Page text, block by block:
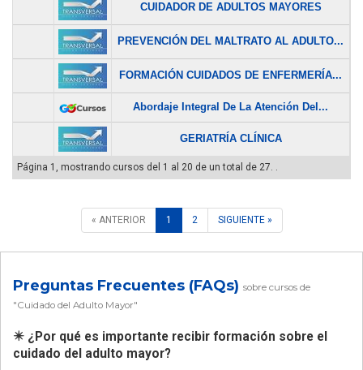
CUIDADOR DE ADULTOS MAYORES
PREVENCIÓN DEL MALTRATO AL ADULTO...
FORMACIÓN CUIDADOS DE ENFERMERÍA...
Abordaje Integral De La Atención Del...
GERIATRÍA CLÍNICA
Página 1, mostrando cursos del 1 al 20 de un total de 27. .
« ANTERIOR 1 2 SIGUIENTE »
Preguntas Frecuentes (FAQs) sobre cursos de
"Cuidado del Adulto Mayor"
✴️ ¿Por qué es importante recibir formación sobre el
cuidado del adulto mayor?